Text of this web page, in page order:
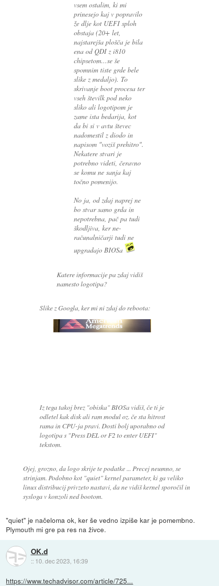
vsem ostalim, ki mi
prinesejo kaj v popravilo
že dlje kot UEFI sploh
obstaja (20+ let,
najstarejša plošča je bila
ena od QDI z i810
chipsetom...se še
spomnim tiste grde bele
slike z medaljo). To
skrivanje boot procesa ter
vseh številk pod neko
sliko ali logotipom je
zame ista bedarija, kot
da bi si v avtu števec
nadomestil z diodo in
napisom "voziš prehitro".
Nekatere stvari je
potrebno videti, čeravno
se komu ne sanja kaj
točno pomenijo.
No ja, od zdaj naprej ne
bo stvar samo grda in
nepotrebna, pač pa tudi
škodljiva, ker ne-
računalničarji tudi ne
upgradajo BIOSa
Katere informacije pa zdaj vidiš
namesto logotipa?
Slike z Googla, ker mi ni zdaj do reboota:
Iz tega takoj brez "obiska" BIOSa vidiš, če ti je
odletel kak disk ali ram modul oz. če sta hitrost
rama in CPU-ja pravi. Dosti bolj uporabno od
logotipa s "Press DEL or F2 to enter UEFI"
tekstom.
Ojej, grozno, da logo skrije te podatke ... Precej neumno, se
strinjam. Podobno kot "quiet" kernel parameter, ki ga veliko
linux distribucij privzeto nastavi, da ne vidiš kernel sporočil in
sysloga v konzoli ned bootom.
"quiet" je načeloma ok, ker še vedno izpiše kar je pomembno.
Plymouth mi gre pa res na živce.
OK.d
:: 10. dec 2023, 16:39
https://www.techadvisor.com/article/725...